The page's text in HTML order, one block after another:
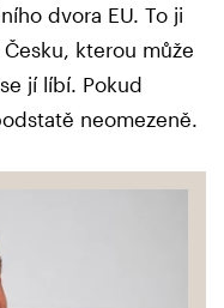
dvora EU. To ji
kterou může
jí líbí. Pokud
neomezeně.